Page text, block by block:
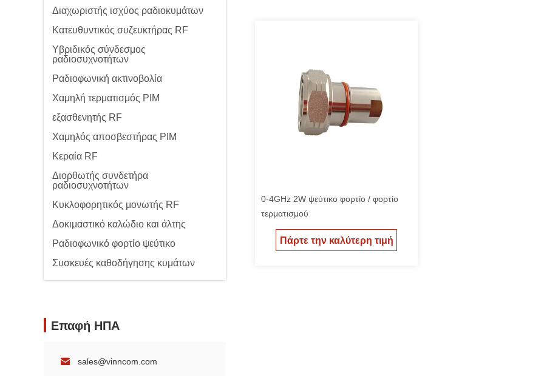
Διαχωριστής ισχύος ραδιοκυμάτων
Κατευθυντικός συζευκτήρας RF
Υβριδικός σύνδεσμος
ραδιοσυχνοτήτων
Ραδιοφωνική ακτινοβολία
Χαμηλή τερματισμός PIM
εξασθενητής RF
Χαμηλός αποσβεστήρας PIM
Κεραία RF
Διορθωτής συνδετήρα
ραδιοσυχνοτήτων
Κυκλοφορητικός μονωτής RF
Δοκιμαστικό καλώδιο και άλτης
Ραδιοφωνικό φορτίο ψεύτικο
Συσκευές καθοδήγησης κυμάτων
Επαφή ΗΠΑ
sales@vinncom.com
0-4GHz 2W ψεύτικο φορτίο / φορτίο
τερματισμού
Πάρτε την καλύτερη τιμή